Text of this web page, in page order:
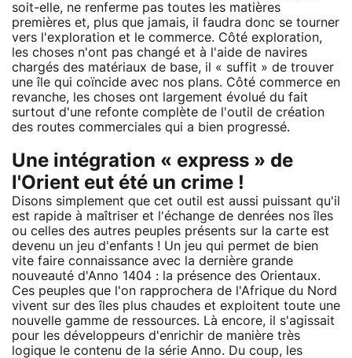
soit-elle, ne renferme pas toutes les matières
premières et, plus que jamais, il faudra donc se tourner
vers l'exploration et le commerce. Côté exploration,
les choses n'ont pas changé et à l'aide de navires
chargés des matériaux de base, il « suffit » de trouver
une île qui coïncide avec nos plans. Côté commerce en
revanche, les choses ont largement évolué du fait
surtout d'une refonte complète de l'outil de création
des routes commerciales qui a bien progressé.
Une intégration « express » de
l'Orient eut été un crime !
Disons simplement que cet outil est aussi puissant qu'il
est rapide à maîtriser et l'échange de denrées nos îles
ou celles des autres peuples présents sur la carte est
devenu un jeu d'enfants ! Un jeu qui permet de bien
vite faire connaissance avec la dernière grande
nouveauté d'Anno 1404 : la présence des Orientaux.
Ces peuples que l'on rapprochera de l'Afrique du Nord
vivent sur des îles plus chaudes et exploitent toute une
nouvelle gamme de ressources. Là encore, il s'agissait
pour les développeurs d'enrichir de manière très
logique le contenu de la série Anno. Du coup, les